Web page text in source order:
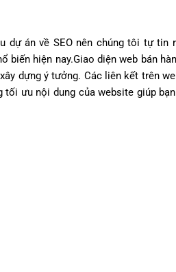
dự án về SEO nên chúng tôi tự tin
hiện nay.Giao diện web bán
dựng ý tưởng. Các liên kết trên
ưu nội dung của website giúp